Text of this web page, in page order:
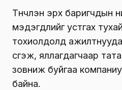
Түүнчлэн эрх баригчдын
мэдэгдлийг устгах тухай
тохиолдолд
үүсгэж, яллагдагчаар
зовниж буйгаа
байна.